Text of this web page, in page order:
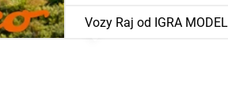
Vozy Raj od IGRA MODEL